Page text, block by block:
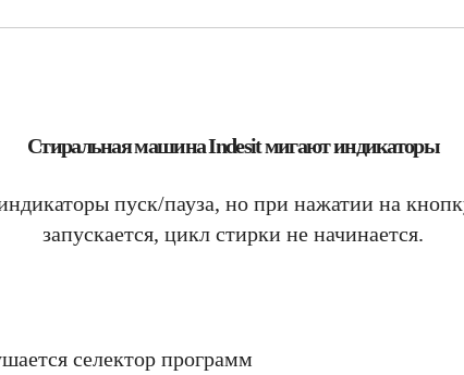
Стиральная машина Indesit мигают индикаторы
пуск/пауза, но при нажатии на
запускается, цикл стирки не начинается.
селектор программ